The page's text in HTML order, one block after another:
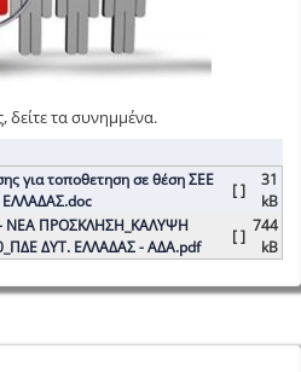
δείτε τα συνημμένα.
για τοποθετηση σε θέση ΣΕΕ
[ ]
31
kB
- ΝΕΑ ΠΡΟΣΚΛΗΣΗ_ΚΑΛΥΨΗ
ΔΥΤ. ΕΛΛΑΔΑΣ - ΑΔΑ.pdf
[ ]
744
kB